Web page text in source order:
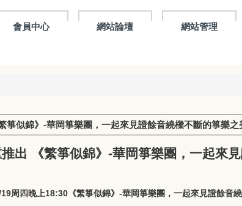
會員中心 網站論壇 網站管理
似錦》-華岡箏樂團，一起來見證餘音繞樑不斷的箏樂之
出 《繁箏似錦》-華岡箏樂團，一起來
周四晚上18:30《繁箏似錦》-華岡箏樂團，一起來見證餘音